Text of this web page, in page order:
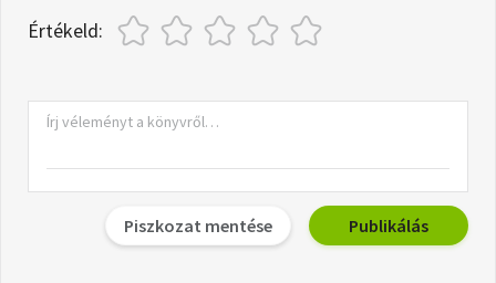
Értékeld:
Piszkozat mentése Publikálás